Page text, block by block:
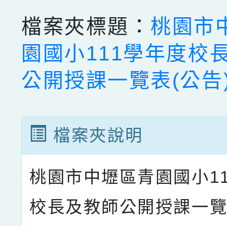
檔案夾標題： 桃園市
園國小111學年度校
公開授課一覽表(公
檔案夾說明
桃園市中壢區青園國小
校長及教師公開授課一